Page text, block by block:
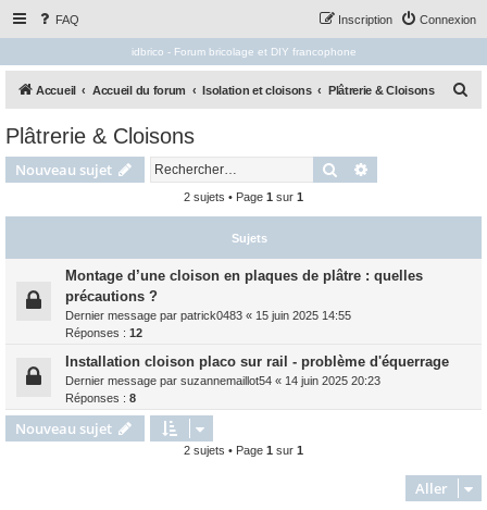
FAQ Connexion
Inscription
idbrico - Forum bricolage et DIY francophone
Accueil Accueil du forum Isolation et cloisons Plâtrerie & Cloisons
r
Plâtrerie & Cloisons
Nouveau sujet Rechercher
2 sujets • Page 1 sur 1
Sujets
Montage d’une cloison en plaques de plâtre : quelles
précautions ?
Dernier message par patrick0483 « 15 juin 2025 14:55
Réponses : 12
Installation cloison placo sur rail - problème d'équerrage
Dernier message par suzannemaillot54 « 14 juin 2025 20:23
Réponses : 8
Nouveau sujet
2 sujets • Page 1 sur 1
Aller